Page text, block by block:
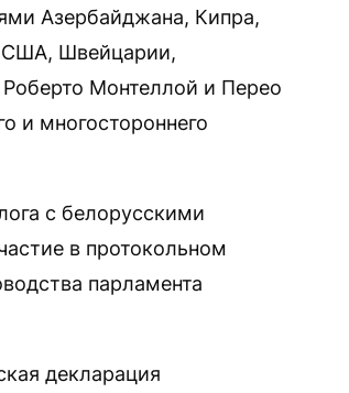
Азербайджана, Кипра,
США, Швейцарии,
Монтеллой и Перео
и многостороннего
с белорусскими
в протокольном
парламента
декларация